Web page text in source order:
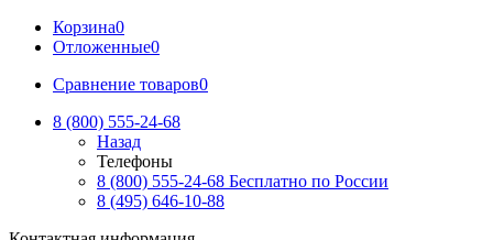
Корзина0
Отложенные0
Сравнение товаров0
8 (800) 555-24-68
Назад
Телефоны
8 (800) 555-24-68 Бесплатно по России
8 (495) 646-10-88